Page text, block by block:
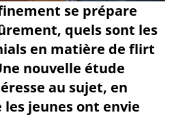
se prépare
quels sont les
en matière de flirt
nouvelle étude
au sujet, en
jeunes ont envie